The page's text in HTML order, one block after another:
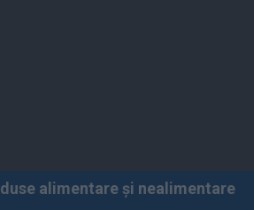
și nealimentare *** Vânzări